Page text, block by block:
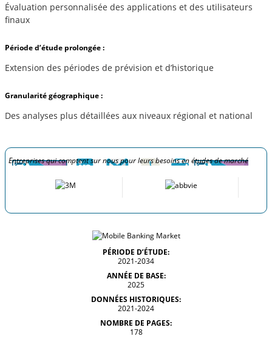
Évaluation personnalisée des applications et des utilisateurs
finaux
Période d’étude prolongée :
Extension des périodes de prévision et d’historique
Granularité géographique :
Des analyses plus détaillées aux niveaux régional et national
Entreprises qui comptent sur nous pour leurs besoins en études de marché
PÉRIODE D’ÉTUDE:
2021-2034
ANNÉE DE BASE:
2025
DONNÉES HISTORIQUES:
2021-2024
NOMBRE DE PAGES:
178